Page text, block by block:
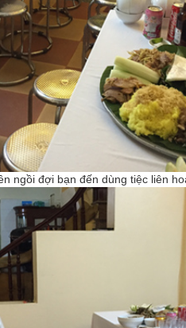
ngồi đợi bạn đến dùng tiệc liên